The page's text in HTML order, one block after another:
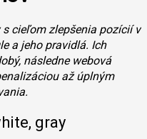
s cieľom zlepšenia pozícií v
a jeho pravidlá. Ich
následne webová
až úplným
gray